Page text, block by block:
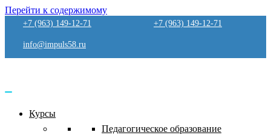
Перейти к содержимому
+7 (963) 149-12-71 +7 (963) 149-12-71
info@impuls58.ru
Курсы
Педагогическое образование